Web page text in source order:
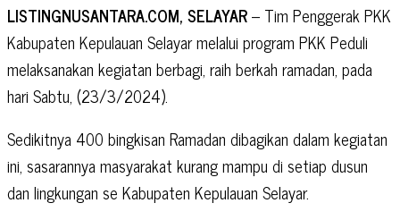
LISTINGNUSANTARA.COM, SELAYAR– Tim Penggerak PKK
Kabupaten Kepulauan Selayar melalui program PKK Peduli
melaksanakan kegiatan berbagi, raih berkah ramadan, pada
hari Sabtu, (23/3/2024).
Sedikitnya 400 bingkisan Ramadan dibagikan dalam kegiatan
ini, sasarannya masyarakat kurang mampu di setiap dusun
dan lingkungan se Kabupaten Kepulauan Selayar.